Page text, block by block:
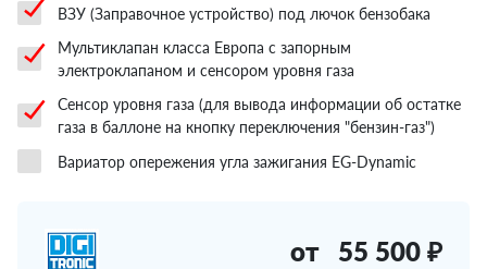
ВЗУ (Заправочное устройство) под лючок бензобака
Мультиклапан класса Европа с запорным
электроклапаном и сенсором уровня газа
Сенсор уровня газа (для вывода информации об остатке
газа в баллоне на кнопку переключения "бензин-газ")
Вариатор опережения угла зажигания EG-Dynamic
от 55 500 ₽